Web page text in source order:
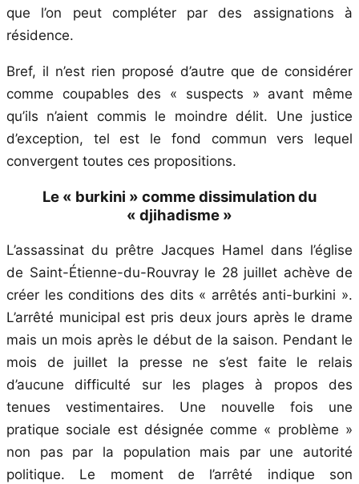
que l’on peut compléter par des assignations à
résidence.
Bref, il n’est rien proposé d’autre que de considérer
comme coupables des « suspects » avant même
qu’ils n’aient commis le moindre délit. Une justice
d’exception, tel est le fond commun vers lequel
convergent toutes ces propositions.
Le « burkini » comme dissimulation du
« djihadisme »
L’assassinat du prêtre Jacques Hamel dans l’église
de Saint-Étienne-du-Rouvray le 28 juillet achève de
créer les conditions des dits « arrêtés anti-burkini ».
L’arrêté municipal est pris deux jours après le drame
mais un mois après le début de la saison. Pendant le
mois de juillet la presse ne s’est faite le relais
d’aucune difficulté sur les plages à propos des
tenues vestimentaires. Une nouvelle fois une
pratique sociale est désignée comme « problème »
non pas par la population mais par une autorité
politique. Le moment de l’arrêté indique son